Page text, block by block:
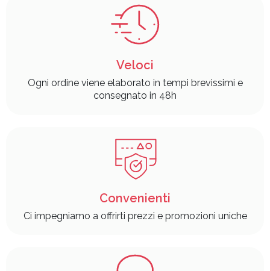
Veloci
Ogni ordine viene elaborato in tempi brevissimi e
consegnato in 48h
Convenienti
Ci impegniamo a offrirti prezzi e promozioni uniche